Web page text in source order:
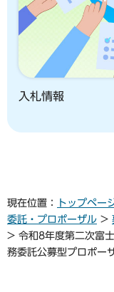
入札情報
現在位置： トップペー
委託・プロポーザル >
> 令和8年度第二次富
務委託公募型プロポー